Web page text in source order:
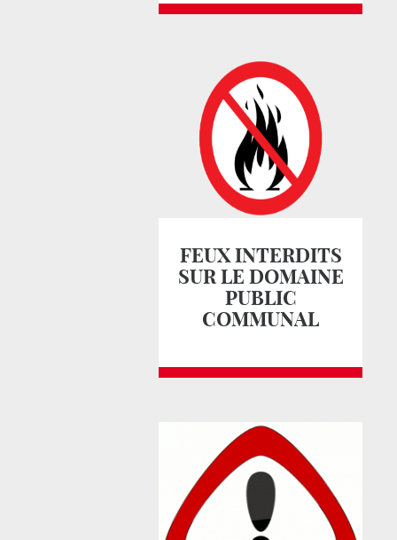
FEUX INTERDITS
SUR LE DOMAINE
PUBLIC
COMMUNAL